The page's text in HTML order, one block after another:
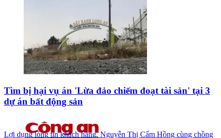
Tìm bị hại vụ án 'Lừa đảo chiếm đoạt tài sản' tại 3
dự án bất động sản
Lợi dụng lòng tin khách hàng, Nguyễn Thị Cẩm Hồng cùng chồng